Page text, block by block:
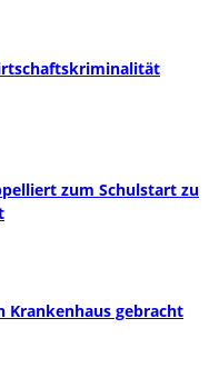
zum Schulstart zu
Krankenhaus gebracht